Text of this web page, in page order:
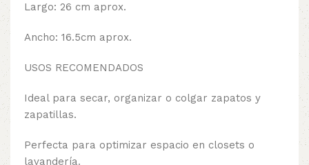
Largo: 26 cm aprox.
Ancho: 16.5cm aprox.
USOS RECOMENDADOS
Ideal para secar, organizar o colgar zapatos y
zapatillas.
Perfecta para optimizar espacio en closets o
lavandería.